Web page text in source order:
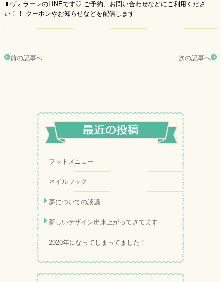
⬆︎ヴォラーレのLINEです♡ ご予約、お問い合わせなどにご利用くださ
い！！ クーポンやお知らせなどを配信します
前の記事へ 次の記事へ
フットメニュー
ネイルブック
夢についての談議
新しいデザイン出来上がってきてます
2020年になってしまってました！